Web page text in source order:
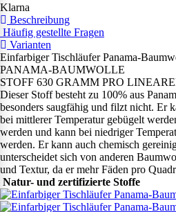
Klarna
Beschreibung
Häufig gestellte Fragen
Varianten
Einfarbiger Tischläufer Panama-
PANAMA-BAUMWOLLE
STOFF 630 GRAMM PRO
Dieser Stoff besteht zu 100% aus
besonders saugfähig und filzt nicht. Er
bei mittlerer Temperatur gebügelt
werden und kann bei niedriger
werden. Er kann auch chemisch
unterscheidet sich von anderen
und Textur, da er mehr Fäden pro
Natur- und zertifizierte Stoffe